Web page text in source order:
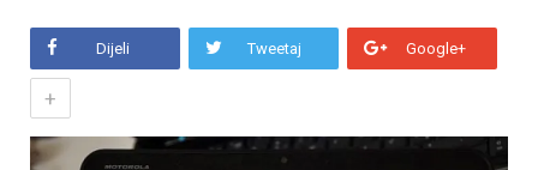
Dijeli Tweetaj Google+
+